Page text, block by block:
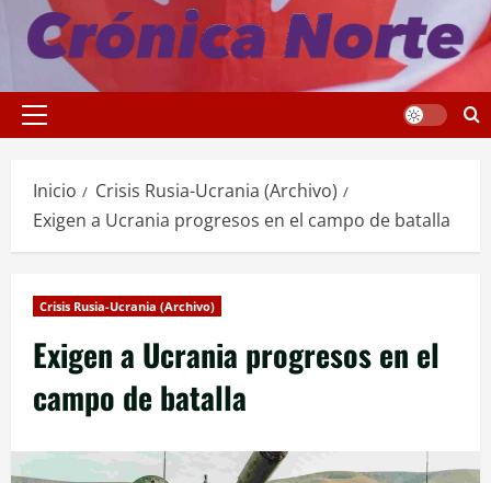
Menú
Inicio
Crisis Rusia-Ucrania (Archivo)
Exigen a Ucrania progresos en el campo de batalla
Crisis Rusia-Ucrania (Archivo)
Exigen a Ucrania progresos en el
campo de batalla